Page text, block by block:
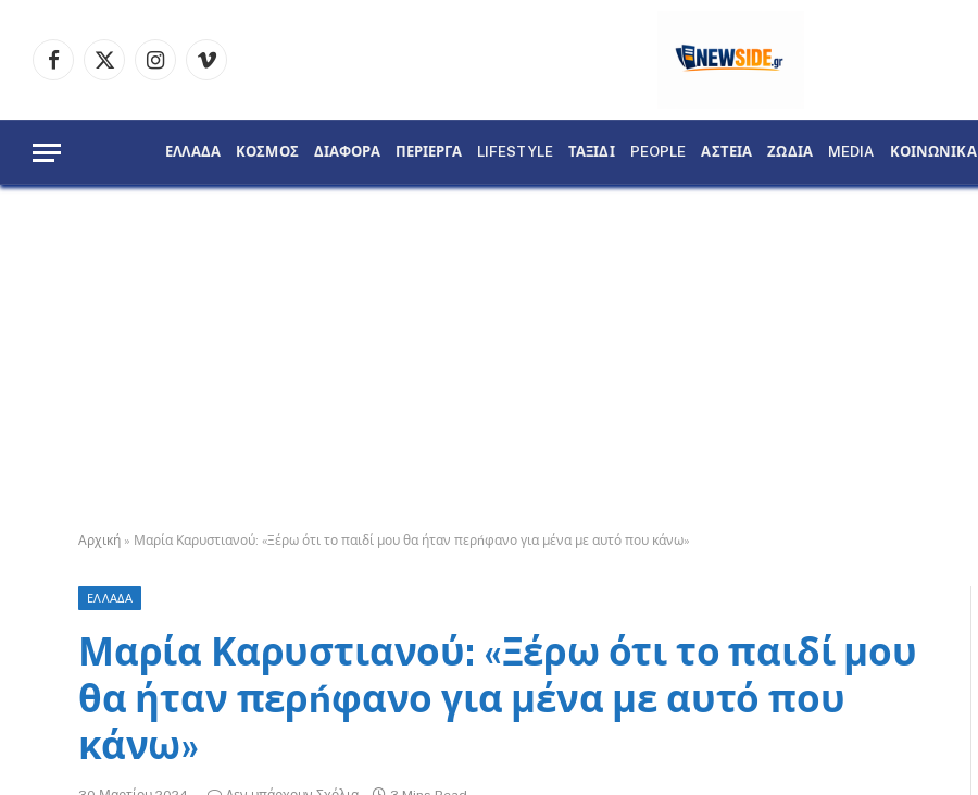
Facebook
X
InstagramVimeo
ΕΛΛΑΔΑ ΚΟΣΜΟΣ ΔΙΑΦΟΡΑ ΠΕΡΙΕΡΓΑ LIFESTYLE ΤΑΞΙΔΙ PEOPLE ΑΣΤΕΙΑ ΖΩΔΙΑ MEDIA ΚΟΙΝΩΝΙΚΑ
Αρχική » Μαρία Καρυστιανού: «Ξέρω ότι το παιδί μου θα ήταν περńφανο για μένα με αυτό που κάνω»
ΕΛΛΑΔΑ
Μαρία Καρυστιανού: «Ξέρω ότι το παιδί μου
θα ήταν περńφανο για μένα με αυτό που
κάνω»